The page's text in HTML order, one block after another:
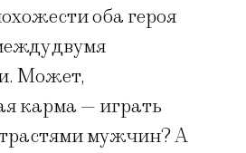
оба героя
двумя
Может,
карма — играть
мужчин? А